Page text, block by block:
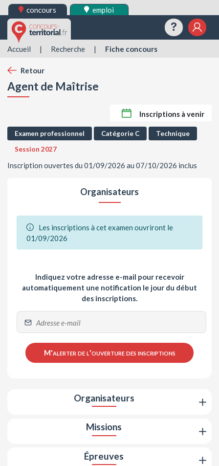
concours emploi
Accueil | Recherche | Fiche concours
Retour
Agent de Maîtrise
Inscriptions à venir
Examen professionnel Catégorie C
Technique
Session 2027
Inscription ouvertes du 01/09/2026 au 07/10/2026 inclus
Organisateurs
Les inscriptions à cet examen ouvriront le
01/09/2026
Indiquez votre adresse e-mail pour recevoir
automatiquement une notification le jour du début
des inscriptions.
M'alerter de l'ouverture des inscriptions
Organisateurs
Missions
Épreuves